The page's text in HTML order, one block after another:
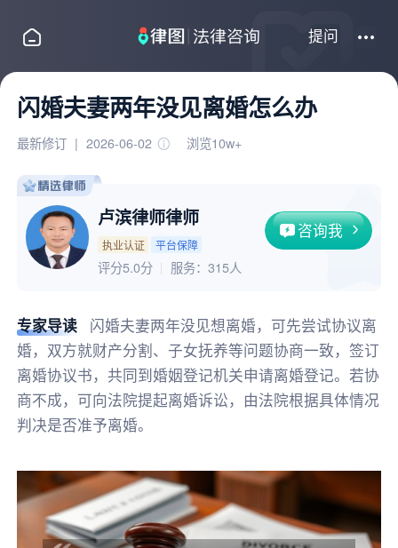
提问
闪婚夫妻两年没见离婚怎么办
最新修订 | 2026-06-02 浏览10w+
卢滨律师律师
执业认证 平台保障
咨询我
评分5.0分 服务： 315人
专家导读
闪婚夫妻两年没见想离婚，可先尝试协议离
婚，双方就财产分割、子女抚养等问题协商一致，签订
离婚协议书，共同到婚姻登记机关申请离婚登记。若协
商不成，可向法院提起离婚诉讼，由法院根据具体情况
判决是否准予离婚。